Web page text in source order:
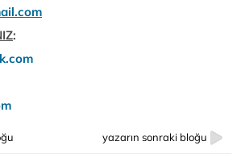
:
yazarın sonraki bloğu